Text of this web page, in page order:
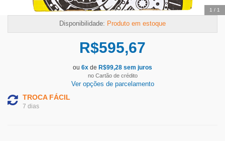
1 / 1
Disponibilidade: Produto em estoque
R$595,67
ou 6x de R$99,28 sem juros
no Cartão de crédito
Ver opções de parcelamento
TROCA FÁCIL
7 dias
adequadas